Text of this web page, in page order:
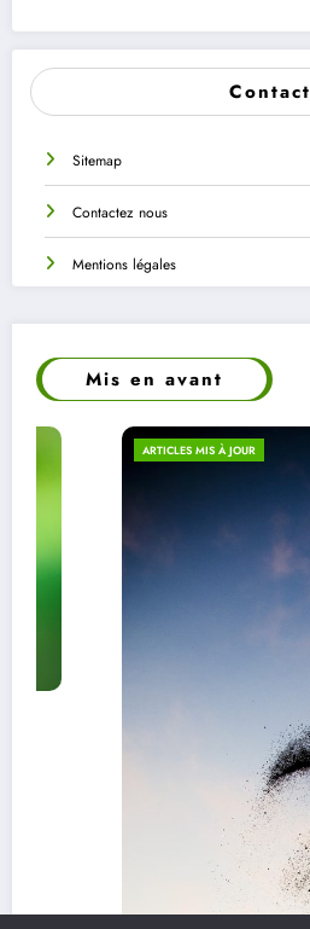
Contact
Sitemap
Contactez nous
Mentions légales
Mis en avant
ARTICLES MIS À JOUR